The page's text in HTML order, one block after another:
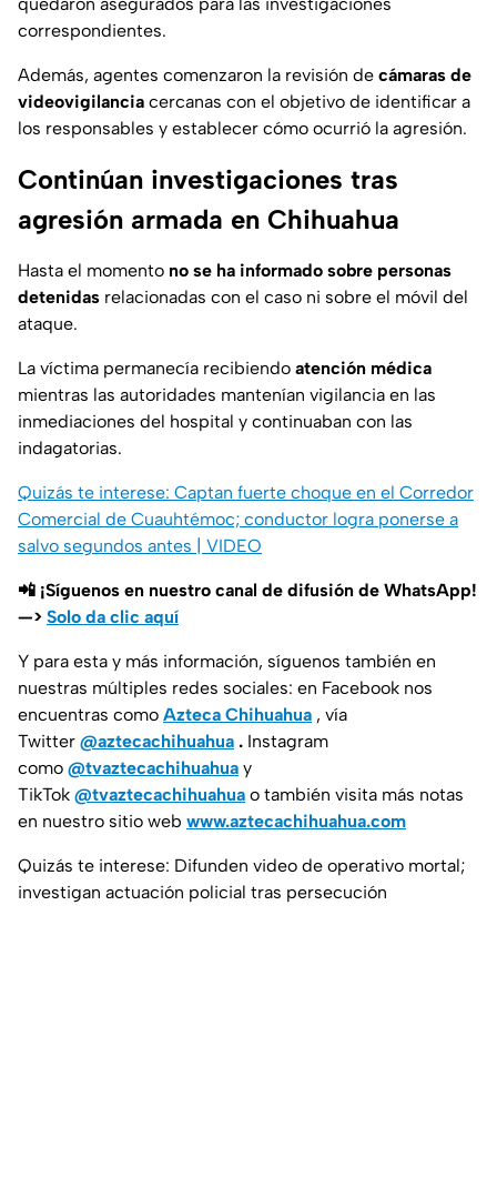
correspondientes.
Además, agentes comenzaron la revisión de cámaras de
videovigilancia cercanas con el objetivo de identificar a
los responsables y establecer cómo ocurrió la agresión.
Continúan investigaciones tras
agresión armada en Chihuahua
Hasta el momento no se ha informado sobre personas
detenidas relacionadas con el caso ni sobre el móvil del
ataque.
La víctima permanecía recibiendo atención médica
mientras las autoridades mantenían vigilancia en las
inmediaciones del hospital y continuaban con las
indagatorias.
Quizás te interese: Captan fuerte choque en el Corredor
Comercial de Cuauhtémoc; conductor logra ponerse a
salvo segundos antes | VIDEO
📲 ¡Síguenos en nuestro canal de difusión de WhatsApp!
—> Solo da clic aquí
Y para esta y más información, síguenos también en
nuestras múltiples redes sociales: en Facebook nos
encuentras como Azteca Chihuahua , vía
Twitter @aztecachihuahua . Instagram
como @tvaztecachihuahua y
TikTok @tvaztecachihuahua o también visita más notas
en nuestro sitio web www.aztecachihuahua.com
Quizás te interese: Difunden video de operativo mortal;
investigan actuación policial tras persecución